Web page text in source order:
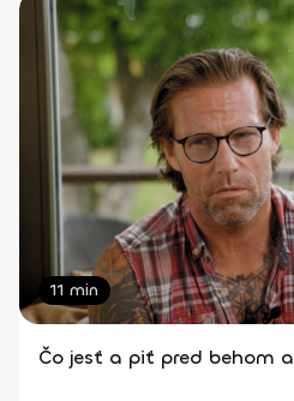
11 min
Čo jesť a piť pred behom